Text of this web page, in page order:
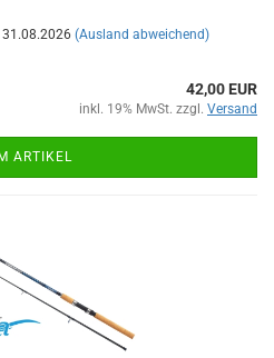
(Ausland abweichend)
42,00 EUR
inkl. 19% MwSt. zzgl. Versand
ARTIKEL